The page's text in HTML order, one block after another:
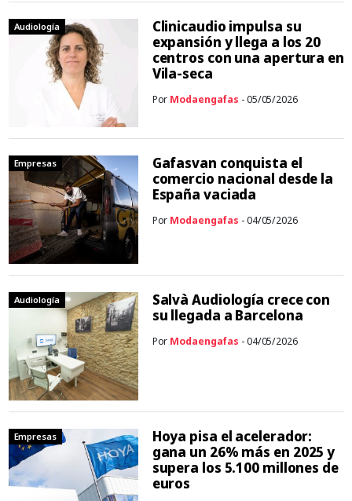
Audiología
Clinicaudio impulsa su
expansión y llega a los 20
centros con una apertura en
Vila-seca
Por Modaengafas - 05/05/2026
Empresas
Gafasvan conquista el
comercio nacional desde la
España vaciada
Por Modaengafas - 04/05/2026
Audiología
Salvà Audiología crece con
su llegada a Barcelona
Por Modaengafas - 04/05/2026
Empresas
Hoya pisa el acelerador:
gana un 26% más en 2025 y
supera los 5.100 millones de
euros